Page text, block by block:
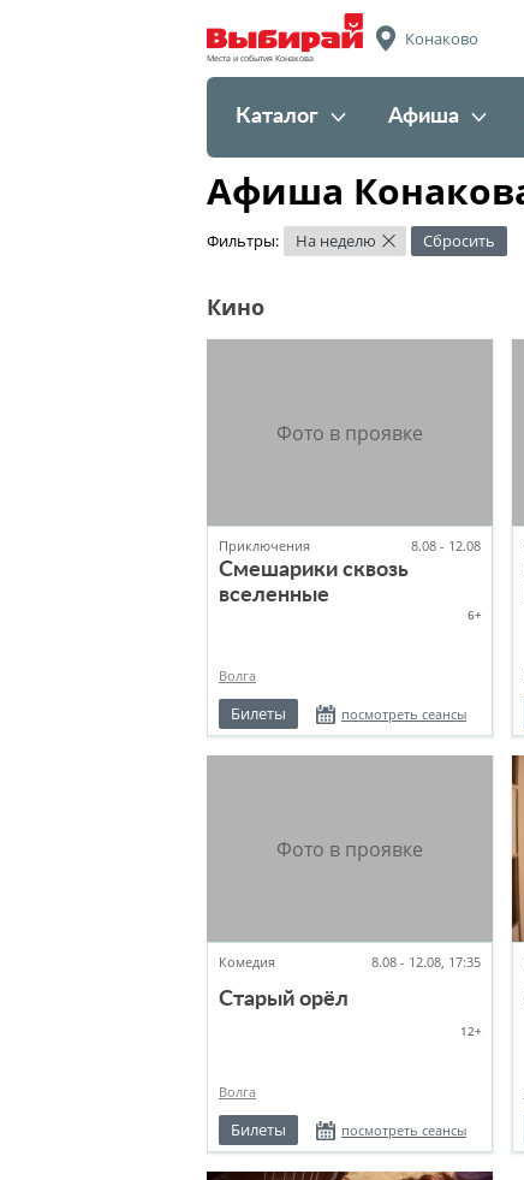
Места и события Конакова
Конаково
Каталог Афиша
Афиша
Фильтры:
На неделю × Сбросить
Кино
Приключения 8.08 - 12.08
Смешарики сквозь
вселенные
6+
Волга
Билеты посмотреть сеансы
Комедия 8.08 - 12.08, 17:35
Старый орёл
12+
Волга
Билеты посмотреть сеансы